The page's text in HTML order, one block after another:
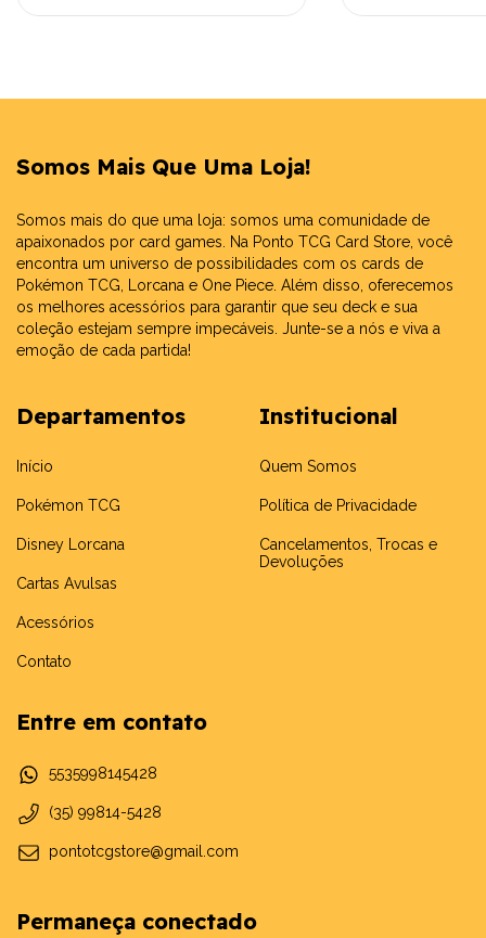
Somos Mais Que Uma Loja!
Somos mais do que uma loja: somos uma comunidade de
apaixonados por card games. Na Ponto TCG Card Store, você
encontra um universo de possibilidades com os cards de
Pokémon TCG, Lorcana e One Piece. Além disso, oferecemos
os melhores acessórios para garantir que seu deck e sua
coleção estejam sempre impecáveis. Junte-se a nós e viva a
emoção de cada partida!
Departamentos
Início
Pokémon TCG
Disney Lorcana
Cartas Avulsas
Acessórios
Contato
Institucional
Quem Somos
Política de Privacidade
Cancelamentos, Trocas e
Devoluções
Entre em contato
5535998145428
(35) 99814-5428
pontotcgstore@gmail.com
Permaneça conectado